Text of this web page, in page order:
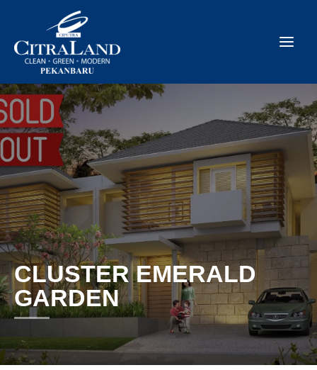
CLUSTER EMERALD
GARDEN